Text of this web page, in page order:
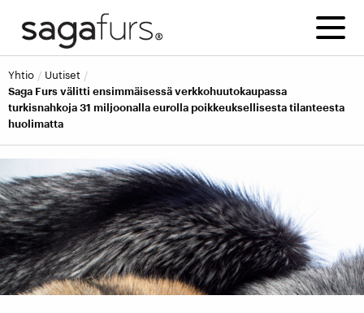
yhtio
uutiset
Saga Furs välitti ensimmäisessä verkkohuutokaupassa
turkisnahkoja 31 miljoonalla eurolla poikkeuksellisesta tilanteesta
huolimatta